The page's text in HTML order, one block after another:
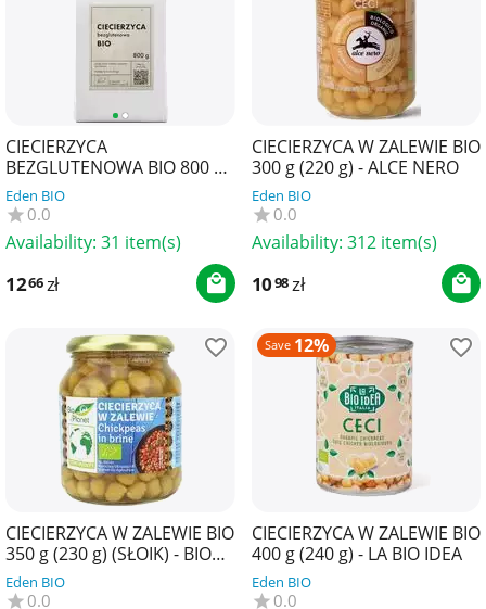
CIECIERZYCA
BEZGLUTENOWA BIO 800 g -
THE PLANET
Eden BIO
0.0
Availability: 31 item(s)
1266zł
CIECIERZYCA W ZALEWIE BIO
300 g (220 g) - ALCE NERO
Eden BIO
0.0
Availability: 312 item(s)
1098zł
CIECIERZYCA W ZALEWIE BIO
350 g (230 g) (SŁOIK) - BIO
PLANET
Eden BIO
0.0
Save 12%
CIECIERZYCA W ZALEWIE BIO
400 g (240 g) - LA BIO IDEA
Eden BIO
0.0